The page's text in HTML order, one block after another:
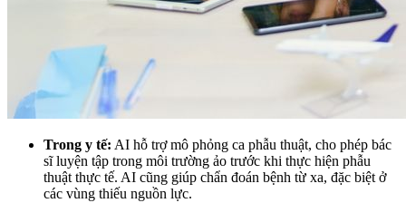
Trong y tế: AI hỗ trợ mô phỏng ca phẫu thuật, cho phép bác
sĩ luyện tập trong môi trường ảo trước khi thực hiện phẫu
thuật thực tế. AI cũng giúp chẩn đoán bệnh từ xa, đặc biệt ở
các vùng thiếu nguồn lực.